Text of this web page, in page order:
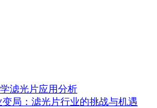
滤光片应用分析
局：滤光片行业的挑战与机遇